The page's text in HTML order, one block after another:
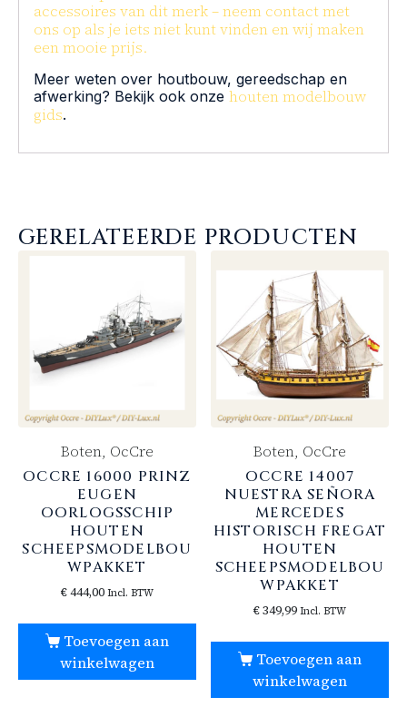
accessoires van dit merk – neem contact met
ons op als je iets niet kunt vinden en wij maken
een mooie prijs.
Meer weten over houtbouw, gereedschap en
afwerking? Bekijk ook onze houten modelbouw
gids.
GERELATEERDE PRODUCTEN
Boten, OcCre
OCCRE 16000 PRINZ
EUGEN
OORLOGSSCHIP
HOUTEN
SCHEEPSMODELBOU
WPAKKET
€444,00 Incl. BTW
Toevoegen aan
winkelwagen
Boten, OcCre
OCCRE 14007
NUESTRA SEÑORA
MERCEDES
HISTORISCH FREGAT
HOUTEN
SCHEEPSMODELBOU
WPAKKET
€349,99 Incl. BTW
Toevoegen aan
winkelwagen